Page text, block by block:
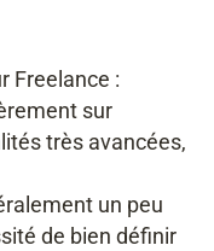
Freelance :
sur
très avancées,
un peu
de bien définir